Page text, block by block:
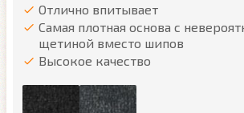
Отлично впитывает
Самая плотная основа с
щетиной вместо шипов
Высокое качество